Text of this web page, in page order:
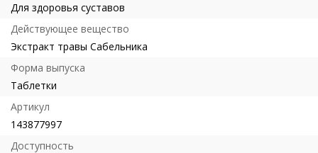
Для здоровья суставов
Действующее вещество
Экстракт травы Сабельника
Форма выпуска
Таблетки
Артикул
143877997
Доступность